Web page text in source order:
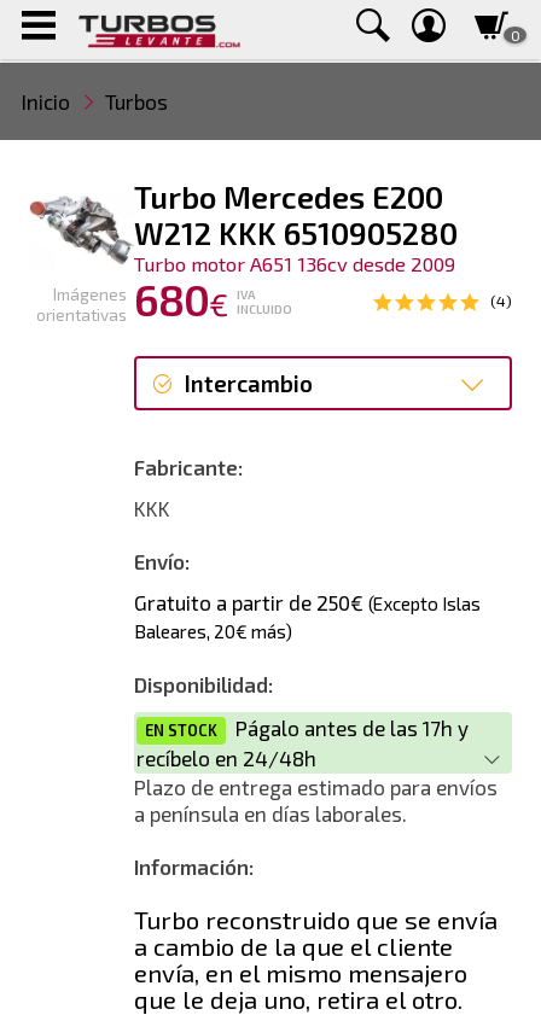
0
Inicio Turbos
Turbo Mercedes E200
W212 KKK 6510905280
Turbo motor A651 136cv desde 2009
680€
IVA
INCLUIDO
(4)
Intercambio
Fabricante:
KKK
Envío:
Gratuito a partir de 250€ (Excepto Islas
Baleares, 20€ más)
Disponibilidad:
EN STOCK
Págalo antes de las 17h y
recíbelo en 24/48h
Plazo de entrega estimado para envíos
a península en días laborales.
Información:
Turbo reconstruido que se envía
a cambio de la que el cliente
envía, en el mismo mensajero
que le deja uno, retira el otro.
Imágenes
orientativas